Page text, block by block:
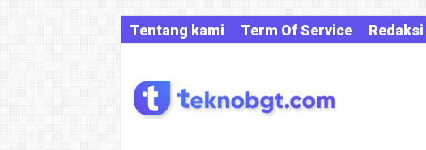
Tentang kami Term Of Service Redaksi